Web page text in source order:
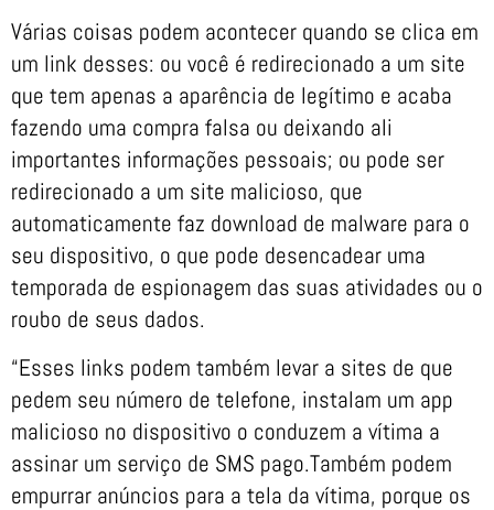
Várias coisas podem acontecer quando se clica em
um link desses: ou você é redirecionado a um site
que tem apenas a aparência de legítimo e acaba
fazendo uma compra falsa ou deixando ali
importantes informações pessoais; ou pode ser
redirecionado a um site malicioso, que
automaticamente faz download de malware para o
seu dispositivo, o que pode desencadear uma
temporada de espionagem das suas atividades ou o
roubo de seus dados.
“Esses links podem também levar a sites de que
pedem seu número de telefone, instalam um app
malicioso no dispositivo o conduzem a vítima a
assinar um serviço de SMS pago.Também podem
empurrar anúncios para a tela da vítima, porque os